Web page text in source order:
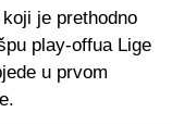
je prethodno
play-offua Lige
u prvom